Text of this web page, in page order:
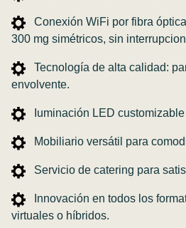
Conexión WiFi por fibra
300 mg simétricos, sin
Tecnología de alta calidad:
envolvente.
Iuminación LED
Mobiliario versátil para
Servicio de catering para
Innovación en todos los
virtuales o híbridos.